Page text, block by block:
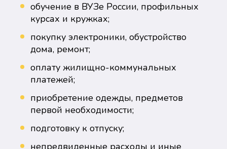
обучение в ВУЗе России, профильных
курсах и кружках;
покупку электроники, обустройство
дома, ремонт;
оплату жилищно-коммунальных
платежей;
приобретение одежды, предметов
первой необходимости;
подготовку к отпуску;
непредвиденные расходы и иные